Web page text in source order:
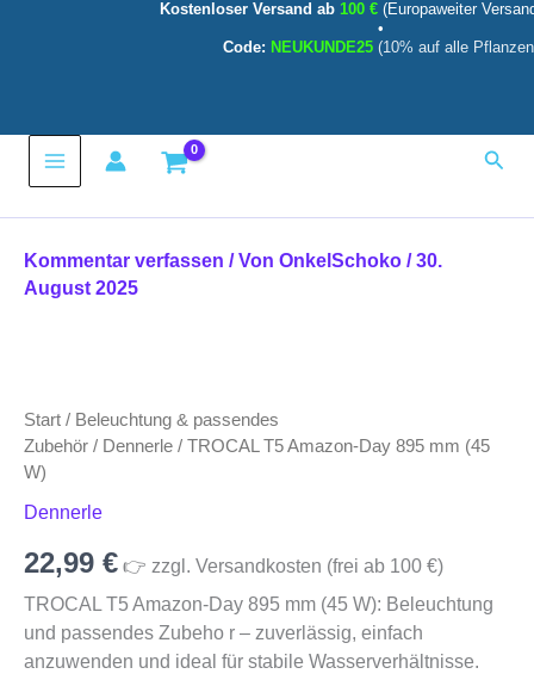
Kostenloser Versand ab 100 € (Europaweiter
•
Code: NEUKUNDE25 (10% auf alle
Main
Kommentar verfassen / Von OnkelSchoko /30.
August 2025
Start / Beleuchtung & passendes
Zubehör / Dennerle / TROCAL T5 Amazon-Day 895 mm (45
W)
Dennerle
22,99 € 👉 zzgl. Versandkosten (frei ab 100 €)
TROCAL T5 Amazon-Day 895 mm (45 W): Beleuchtung
und passendes Zubeho r – zuverlässig, einfach
anzuwenden und ideal für stabile Wasserverhältnisse.